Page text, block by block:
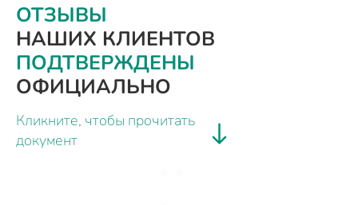
ОТЗЫВЫ
НАШИХ КЛИЕНТОВ
ПОДТВЕРЖДЕНЫ
ОФИЦИАЛЬНО
Кликните, чтобы прочитать
документ